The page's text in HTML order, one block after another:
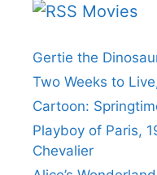
Movies
Gertie the
Two Weeks to
Cartoon:
Playboy of Paris,
Chevalier